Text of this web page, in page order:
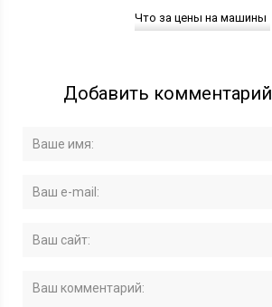
Что за цены на машины
Добавить комментарий